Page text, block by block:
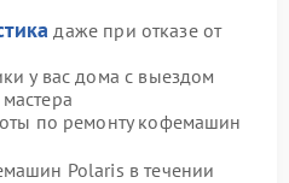
даже при отказе от
у вас дома с выездом
по ремонту кофемашин
Polaris в течении